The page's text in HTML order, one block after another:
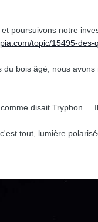
poursuivons notre
topic/15495-
bois âgé, nous
disait Tryphon ...
tout, lumière